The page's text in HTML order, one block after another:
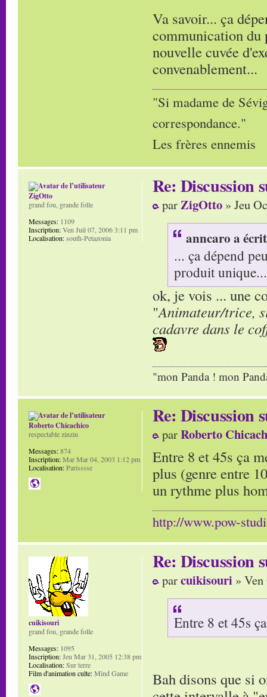
Va savoir... ça
communication du
nouvelle cuvée
convenablement...
"Si madame de
correspondance."
Les frères ennemis
Re: Discussion
parZigOtto » Jeu
anncaro a
... ça dépend
produit unique...
ok, je vois ... une
"Animateur/trice,
cadavre dans le
"mon Panda ! mon
ZigOtto
grand fou, grande folle
Messages: 1109
Inscription:Ven Juil 07, 2006 3:11 pm
Localisation:south-Petazonia
Re: Discussion
parRoberto
Entre 8 et 45s ça
plus (genre entre
un rythme plus
http://www.pow-
Roberto Chicachico
respectable zinzin
Messages:874
Inscription:Mar Mar 04, 2003 1:12 pm
Localisation:Parisssse
Re: Discussion
parcuikisouri »
Entre 8 et 45s
Bah disons que si
cuikisouri
grand fou, grande folle
Messages: 1095
Inscription:Jeu Mar 31, 2005 12:38 pm
Localisation:Sur terre
Film d'animation culte:Mind Game